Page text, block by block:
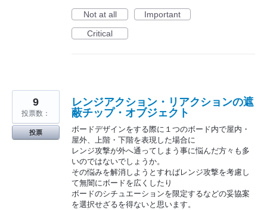
Not at all
Important
Critical
レンジアクション・リアクションの遮
蔽チップ・オブジェクト
ボードデザインをする際に１つのボード内で屋内・
屋外、上階・下階を表現した場合に
レンジ攻撃が外へ通ってしまう事に悩んだ方々も多
いのではないでしょうか。
その悩みを解消しようとすればレンジ攻撃を考慮し
て無闇にボードを広くしたり
ボードのシチュエーションを限定するなどの妥協案
を選択せざるを得ないと思います。
9
投票数：
投票